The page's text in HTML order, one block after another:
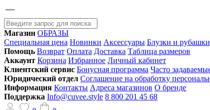
Магазин ОБРАЗЫ
Специальная цена Новинки Аксессуары Блузки и рубашки
Помощь Возврат Оплата Доставка Таблица размеров
Аккаунт Корзина Избранное Личный кабинет
Клиентский сервис Бонусная программа Часто
Юридический отдел Соглашение на обработку
Информация Контакты Адреса магазинов О бренде
Поддержка Info@cuvee.style 8 800 201 45 68